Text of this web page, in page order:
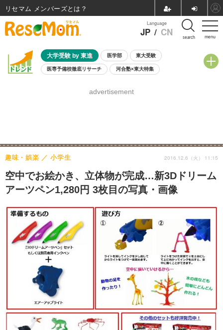
menu
Language
JP / CN search
大学受験 by 東進 医学部 東大受験
医専予備校徹底リサーチ 河合塾×東大特集
8月開催学校説明会・相談会
advertisement
空中でお絵かき、立体物が完成…新3Dドリーム
アーツペン1,280円 3枚目の写真・画像
趣味・娯楽 小学生 2016.12.6（火） 11:15
リセマム メンバーズ